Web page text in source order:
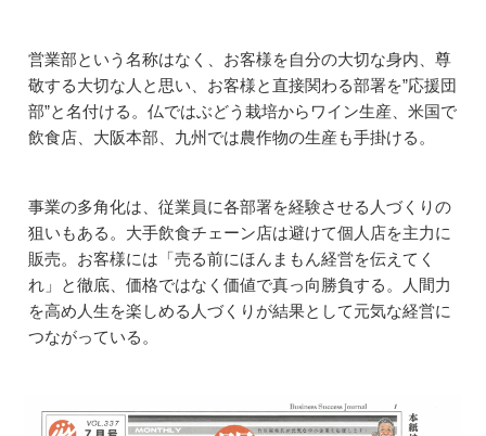
営業部という名称はなく、お客様を自分の大切な身内、尊
敬する大切な人と思い、お客様と直接関わる部署を”応援団
部”と名付ける。仏ではぶどう栽培からワイン生産、米国で
飲食店、大阪本部、九州では農作物の生産も手掛ける。
事業の多角化は、従業員に各部署を経験させる人づくりの
狙いもある。大手飲食チェーン店は避けて個人店を主力に
販売。お客様には「売る前にほんまもん経営を伝えてく
れ」と徹底、価格ではなく価値で真っ向勝負する。人間力
を高め人生を楽しめる人づくりが結果として元気な経営に
つながっている。